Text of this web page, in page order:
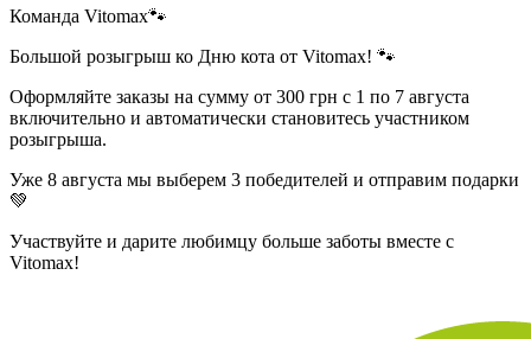
Команда Vitomax🐾
Большой розыгрыш ко Дню кота от Vitomax! 🐾
Оформляйте заказы на сумму от 300 грн с 1 по 7 августа
включительно и автоматически становитесь участником
розыгрыша.
Уже 8 августа мы выберем 3 победителей и отправим подарки
💚
Участвуйте и дарите любимцу больше заботы вместе с
Vitomax!